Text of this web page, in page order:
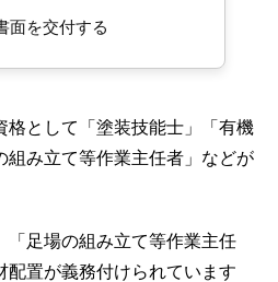
面を交付する
格として「塗装技能士」「有機
組み立て等作業主任者」などが
「足場の組み立て等作業主任
配置が義務付けられています